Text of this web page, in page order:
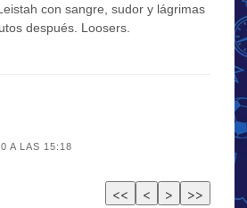
con sangre, sudor y lágrimas
después. Loosers.
A LAS 15:18